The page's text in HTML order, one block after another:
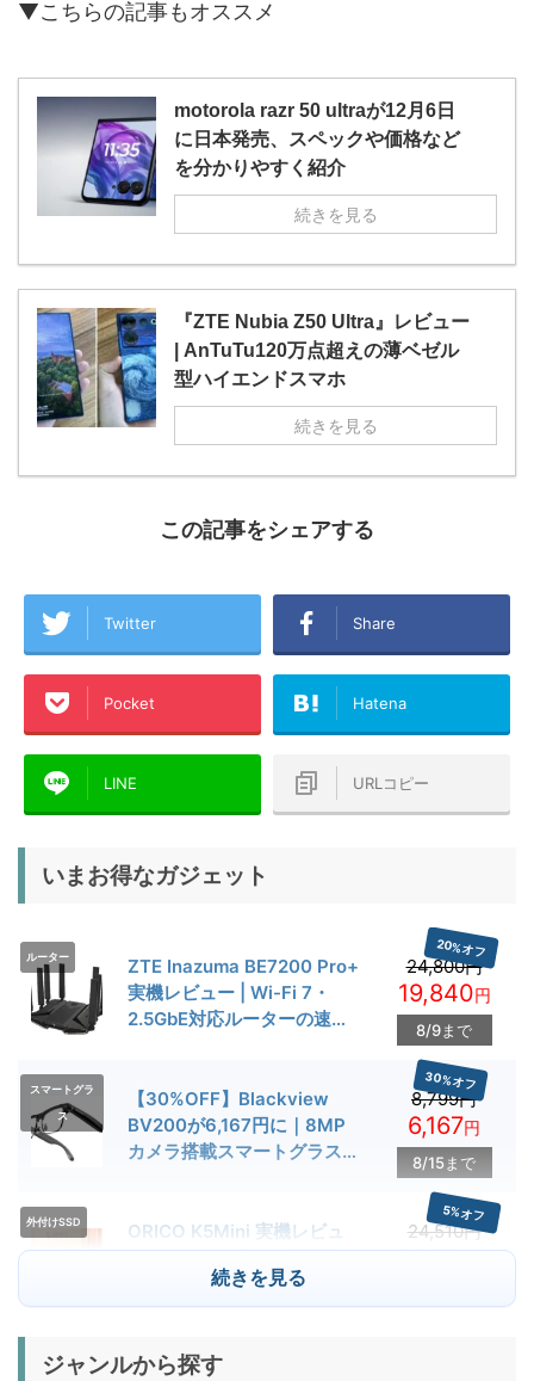
▼こちらの記事もオススメ
motorola razr 50 ultraが12月6日
に日本発売、スペックや価格など
を分かりやすく紹介
続きを見る
『ZTE Nubia Z50 Ultra』レビュー
| AnTuTu120万点超えの薄ベゼル
型ハイエンドスマホ
続きを見る
この記事をシェアする
Twitter Share
Pocket Hatena
LINE URLコピー
いまお得なガジェット
ルーター
ZTE Inazuma BE7200 Pro+
実機レビュー | Wi-Fi 7・
2.5GbE対応ルーターの速度
24,800円
20%オフ
19,840円
8/9まで
スマートグラ
ス
【30%OFF】Blackview
BV200が6,167円に｜8MP
カメラ搭載スマートグラス用
8,799円
30%オフ
6,167円
8/15まで
外付けSSD
ORICO K5Mini 実機レビュ
ー | スマホの容量不足対策に
便利な小型外付けSSD
24,510円
5%オフ
23,284
キャンプライ
BougeRV T1 キャンプライ
続きを見る
ジャンルから探す